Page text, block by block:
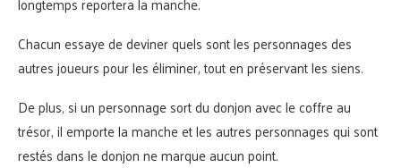
Chacun essaye de deviner quels sont les personnages des
autres joueurs pour les éliminer, tout en préservant les siens.
De plus, si un personnage sort du donjon avec le coffre au
trésor, il emporte la manche et les autres personnages qui sont
restés dans le donjon ne marque aucun point.